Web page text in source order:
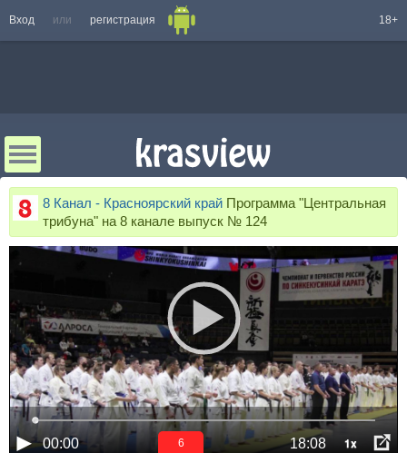
Вход или регистрация 18+
8 Канал - Красноярский край Программа "Центральная
трибуна" на 8 канале выпуск № 124
00:00 18:08 1x
6